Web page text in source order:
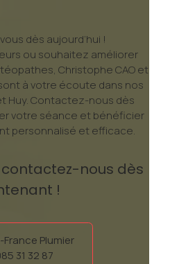
dès aujourd’hui !
ou souhaitez améliorer
Christophe CAO et
à votre écoute dans nos
Huy. Contactez-nous dès
votre séance et bénéficier
personnalisé et efficace.
nous dès
!
Plumier
31 32 87